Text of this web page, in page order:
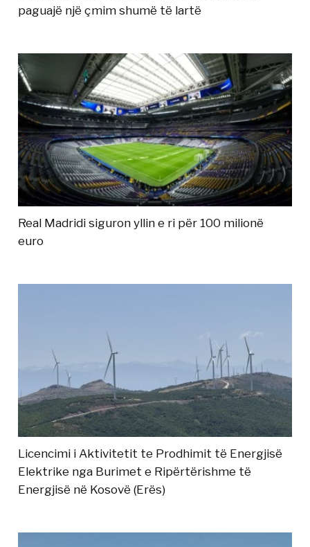
paguajë një çmim shumë të lartë
Real Madridi siguron yllin e ri për 100 milionë
euro
Licencimi i Aktivitetit te Prodhimit të Energjisë
Elektrike nga Burimet e Ripërtërishme të
Energjisë në Kosovë (Erës)